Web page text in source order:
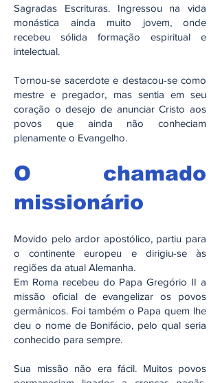
Sagradas Escrituras. Ingressou na vida
monástica ainda muito jovem, onde
recebeu sólida formação espiritual e
intelectual.
Tornou-se sacerdote e destacou-se como
mestre e pregador, mas sentia em seu
coração o desejo de anunciar Cristo aos
povos que ainda não conheciam
plenamente o Evangelho.
O chamado
missionário
Movido pelo ardor apostólico, partiu para
o continente europeu e dirigiu-se às
regiões da atual Alemanha.
Em Roma recebeu do Papa Gregório II a
missão oficial de evangelizar os povos
germânicos. Foi também o Papa quem lhe
deu o nome de Bonifácio, pelo qual seria
conhecido para sempre.
Sua missão não era fácil. Muitos povos